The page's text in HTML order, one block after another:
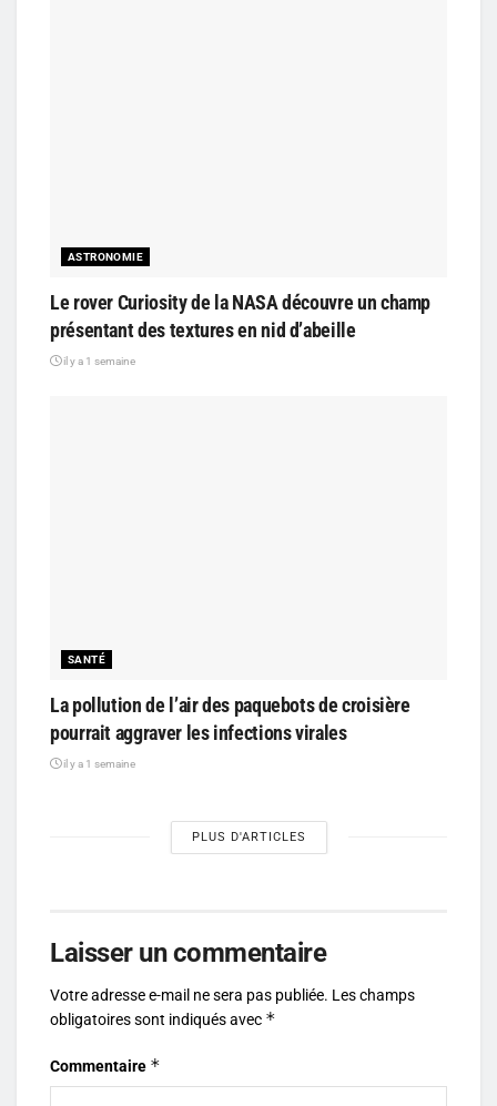
ASTRONOMIE
Le rover Curiosity de la NASA découvre un champ
présentant des textures en nid d’abeille
il y a 1 semaine
SANTÉ
La pollution de l’air des paquebots de croisière
pourrait aggraver les infections virales
il y a 1 semaine
PLUS D'ARTICLES
Laisser un commentaire
Votre adresse e-mail ne sera pas publiée. Les champs
obligatoires sont indiqués avec *
Commentaire *